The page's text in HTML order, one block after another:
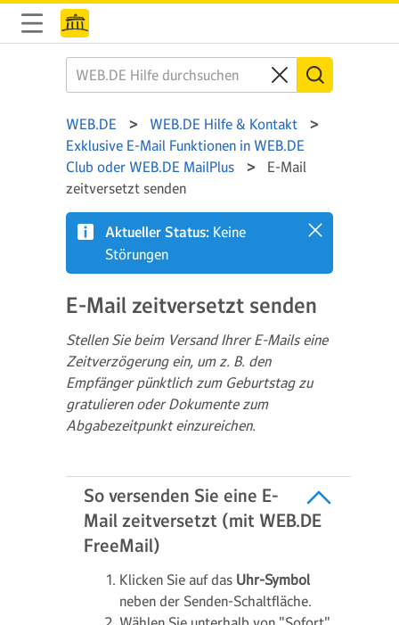
WEB.DE
WEB.DE Hilfe & Kontakt
Exklusive E-Mail Funktionen in WEB.DE
Club oder WEB.DE MailPlus
E-Mail
zeitversetzt senden
Aktueller Status: Keine
Störungen
E-Mail zeitversetzt senden
Stellen Sie beim Versand Ihrer E-Mails eine
Zeitverzögerung ein, um z. B. den
Empfänger pünktlich zum Geburtstag zu
gratulieren oder Dokumente zum
Abgabezeitpunkt einzureichen.
So versenden Sie eine E-
Mail zeitversetzt (mit WEB.DE
FreeMail)
Klicken Sie auf das Uhr-Symbol
neben der Senden-Schaltfläche.